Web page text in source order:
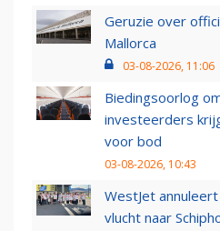
Geruzie over
Mallorca
03-08-2026, 11:06
Biedingsoorlog
investeerders
voor bod
03-08-2026, 10:43
WestJet
vlucht naar